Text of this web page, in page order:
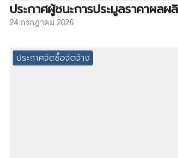
ประกาศผู้ชนะการประมูลราคาผลผ
24 กรกฎาคม 2026
ประกาศจัดซื้อจัดจ้าง